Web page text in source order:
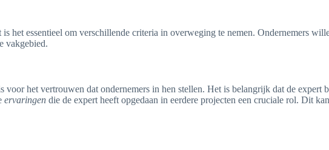
het essentieel om verschillende criteria in overweging te nemen. Ondernemers
vakgebied.
voor het vertrouwen dat ondernemers in hen stellen. Het is belangrijk dat de
ervaringen die de expert heeft opgedaan in eerdere projecten een cruciale rol. Dit